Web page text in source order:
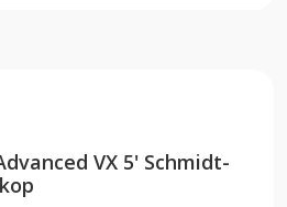
VX 5' Schmidt-